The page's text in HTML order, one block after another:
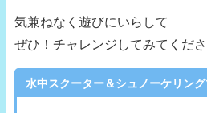
気兼ねなく遊びにいらして
ぜひ！チャレンジしてみてくだ
水中スクーター＆シュノーケリン